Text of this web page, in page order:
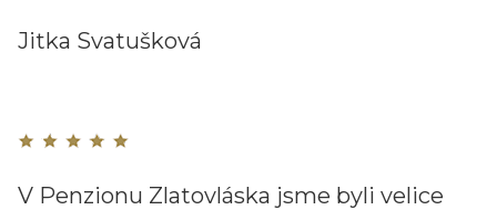
Jitka Svatušková
V Penzionu Zlatovláska jsme byli velice